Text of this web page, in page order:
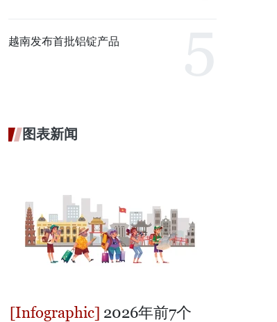
越南发布首批铝锭产品
图表新闻
2026年前7个